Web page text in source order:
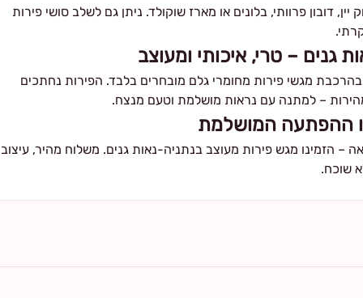
דובון פרוותי, בלונים או מארז שוקולד. ניתן גם לשלב סושי פירות
גנים – טרי, איכותי ומעוצב
מגשי פירות מחומרי גלם מובחרים בלבד. הפירות נחתכים
– למתנה עם נראות מושלמת וטעם מנצח.
ההפתעה המושלמת
הזמינו מגש פירות מעוצב בנתניה-נאות גנים. משלוח מהיר, עיצוב
שוכח.